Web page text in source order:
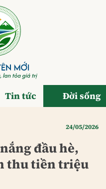
Tin tức Đời sống
24/05/2026
đầu hè,
thu tiền triệu